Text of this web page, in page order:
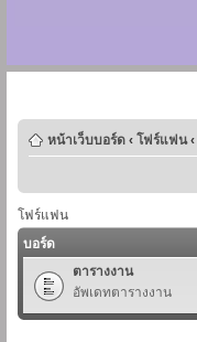
หน้าเว็บบอร์ด ‹ โฟร์แฟน ‹
โฟร์แฟน
บอร์ด
ตารางงาน
อัพเดทตารางงาน